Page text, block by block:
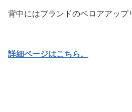
背中にはブランドのベロアアップ
詳細ページはこちら。